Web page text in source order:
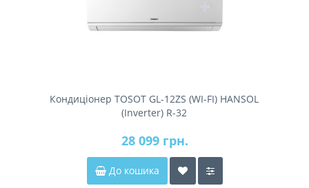
Кондиціонер TOSOT GL-12ZS (WI-FI) HANSOL
(Inverter) R-32
28 099 грн.
До кошика